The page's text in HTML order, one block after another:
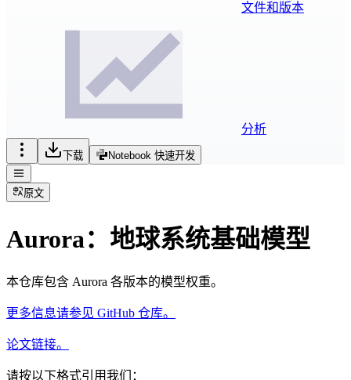
文件和版本
分析
下载 Notebook 快速开发
原文
Aurora：地球系统基础模型
本仓库包含 Aurora 各版本的模型权重。
更多信息请参见 GitHub 仓库。
论文链接。
请按以下格式引用我们：